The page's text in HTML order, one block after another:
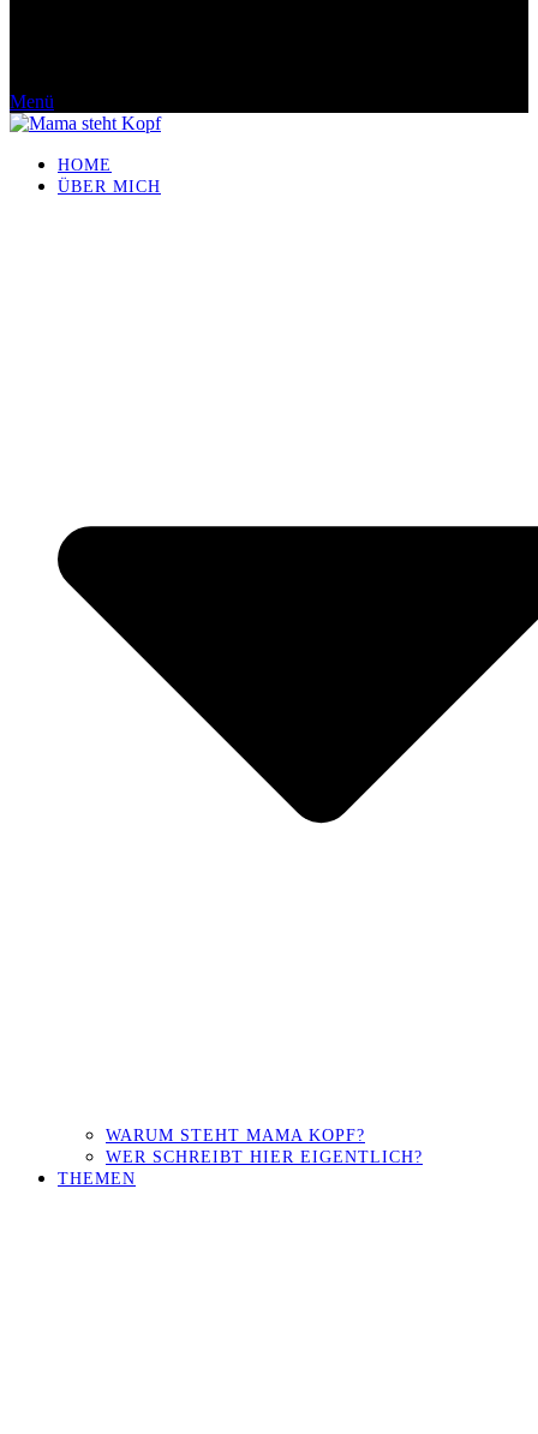
Menü
HOME
ÜBER MICH
WARUM STEHT MAMA KOPF?
WER SCHREIBT HIER EIGENTLICH?
THEMEN